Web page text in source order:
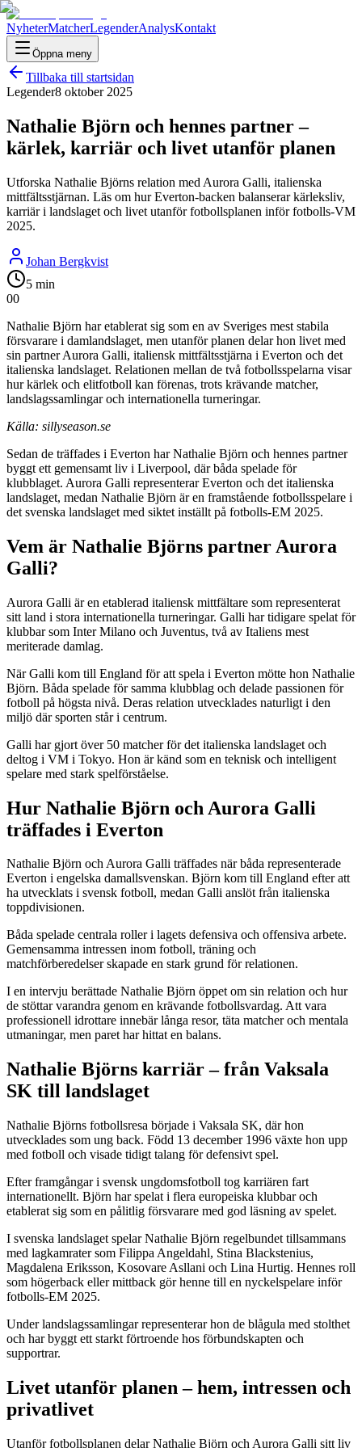
NyheterMatcherLegenderAnalysKontakt
Öppna meny
Tillbaka till startsidan
Legender8 oktober 2025
Nathalie Björn och hennes partner –
kärlek, karriär och livet utanför planen
Utforska Nathalie Björns relation med Aurora Galli, italienska
mittfältsstjärnan. Läs om hur Everton-backen balanserar kärleksliv,
karriär i landslaget och livet utanför fotbollsplanen inför fotbolls-VM
2025.
Johan Bergkvist
5 min
00
Nathalie Björn har etablerat sig som en av Sveriges mest stabila
försvarare i damlandslaget, men utanför planen delar hon livet med
sin partner Aurora Galli, italiensk mittfältsstjärna i Everton och det
italienska landslaget. Relationen mellan de två fotbollsspelarna visar
hur kärlek och elitfotboll kan förenas, trots krävande matcher,
landslagssamlingar och internationella turneringar.
Källa: sillyseason.se
Sedan de träffades i Everton har Nathalie Björn och hennes partner
byggt ett gemensamt liv i Liverpool, där båda spelade för
klubblaget. Aurora Galli representerar Everton och det italienska
landslaget, medan Nathalie Björn är en framstående fotbollsspelare i
det svenska landslaget med siktet inställt på fotbolls-EM 2025.
Vem är Nathalie Björns partner Aurora
Galli?
Aurora Galli är en etablerad italiensk mittfältare som representerat
sitt land i stora internationella turneringar. Galli har tidigare spelat för
klubbar som Inter Milano och Juventus, två av Italiens mest
meriterade damlag.
När Galli kom till England för att spela i Everton mötte hon Nathalie
Björn. Båda spelade för samma klubblag och delade passionen för
fotboll på högsta nivå. Deras relation utvecklades naturligt i den
miljö där sporten står i centrum.
Galli har gjort över 50 matcher för det italienska landslaget och
deltog i VM i Tokyo. Hon är känd som en teknisk och intelligent
spelare med stark spelförståelse.
Hur Nathalie Björn och Aurora Galli
träffades i Everton
Nathalie Björn och Aurora Galli träffades när båda representerade
Everton i engelska damallsvenskan. Björn kom till England efter att
ha utvecklats i svensk fotboll, medan Galli anslöt från italienska
toppdivisionen.
Båda spelade centrala roller i lagets defensiva och offensiva arbete.
Gemensamma intressen inom fotboll, träning och
matchförberedelser skapade en stark grund för relationen.
I en intervju berättade Nathalie Björn öppet om sin relation och hur
de stöttar varandra genom en krävande fotbollsvardag. Att vara
professionell idrottare innebär långa resor, täta matcher och mentala
utmaningar, men paret har hittat en balans.
Nathalie Björns karriär – från Vaksala
SK till landslaget
Nathalie Björns fotbollsresa började i Vaksala SK, där hon
utvecklades som ung back. Född 13 december 1996 växte hon upp
med fotboll och visade tidigt talang för defensivt spel.
Efter framgångar i svensk ungdomsfotboll tog karriären fart
internationellt. Björn har spelat i flera europeiska klubbar och
etablerat sig som en pålitlig försvarare med god läsning av spelet.
I svenska landslaget spelar Nathalie Björn regelbundet tillsammans
med lagkamrater som Filippa Angeldahl, Stina Blackstenius,
Magdalena Eriksson, Kosovare Asllani och Lina Hurtig. Hennes roll
som högerback eller mittback gör henne till en nyckelspelare inför
fotbolls-EM 2025.
Under landslagssamlingar representerar hon de blågula med stolthet
och har byggt ett starkt förtroende hos förbundskapten och
supportrar.
Livet utanför planen – hem, intressen och
privatlivet
Utanför fotbollsplanen delar Nathalie Björn och Aurora Galli sitt liv